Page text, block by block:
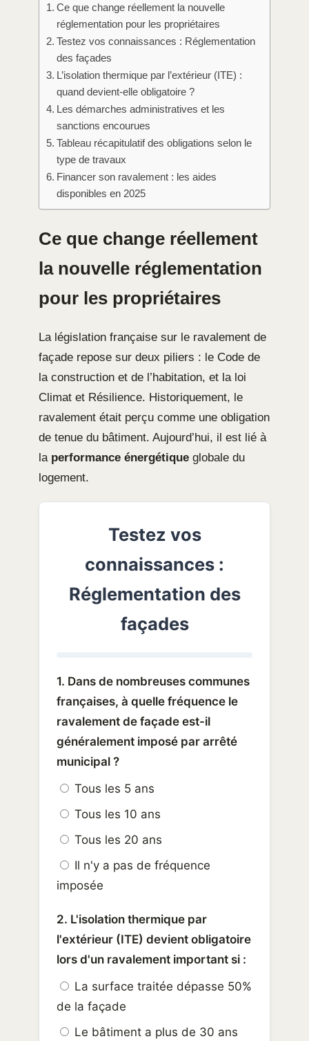
Ce que change réellement la nouvelle
réglementation pour les propriétaires
Testez vos connaissances : Réglementation
des façades
L’isolation thermique par l’extérieur (ITE) :
quand devient-elle obligatoire ?
Les démarches administratives et les
sanctions encourues
Tableau récapitulatif des obligations selon le
type de travaux
Financer son ravalement : les aides
disponibles en 2025
Ce que change réellement
la nouvelle réglementation
pour les propriétaires
La législation française sur le ravalement de
façade repose sur deux piliers : le Code de
la construction et de l’habitation, et la loi
Climat et Résilience. Historiquement, le
ravalement était perçu comme une obligation
de tenue du bâtiment. Aujourd’hui, il est lié à
la performance énergétique globale du
logement.
Testez vos
connaissances :
Réglementation des
façades
1. Dans de nombreuses communes
françaises, à quelle fréquence le
ravalement de façade est-il
généralement imposé par arrêté
municipal ?
Tous les 5 ans
Tous les 10 ans
Tous les 20 ans
Il n'y a pas de fréquence
imposée
2. L'isolation thermique par
l'extérieur (ITE) devient obligatoire
lors d'un ravalement important si :
La surface traitée dépasse 50%
de la façade
Le bâtiment a plus de 30 ans